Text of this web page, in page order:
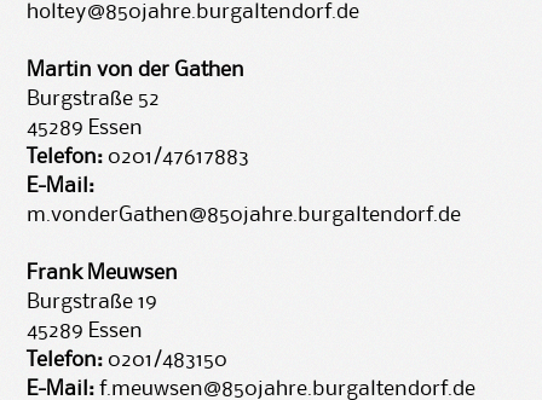
holtey@850jahre.burgaltendorf.de
Martin von der Gathen
Burgstraße 52
45289 Essen
Telefon: 0201/47617883
E-Mail:
m.vonderGathen@850jahre.burgaltendorf.de
Frank Meuwsen
Burgstraße 19
45289 Essen
Telefon: 0201/483150
E-Mail: f.meuwsen@850jahre.burgaltendorf.de